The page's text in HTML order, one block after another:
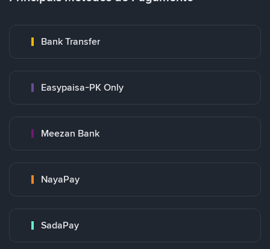
Bank Transfer
Easypaisa-PK Only
Meezan Bank
NayaPay
SadaPay